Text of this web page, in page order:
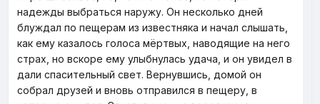
надежды выбраться наружу. Он несколько дней
блуждал по пещерам из известняка и начал слышать,
как ему казалось голоса мёртвых, наводящие на него
страх, но вскоре ему улыбнулась удача, и он увидел в
дали спасительный свет. Вернувшись, домой он
собрал друзей и вновь отправился в пещеру, в